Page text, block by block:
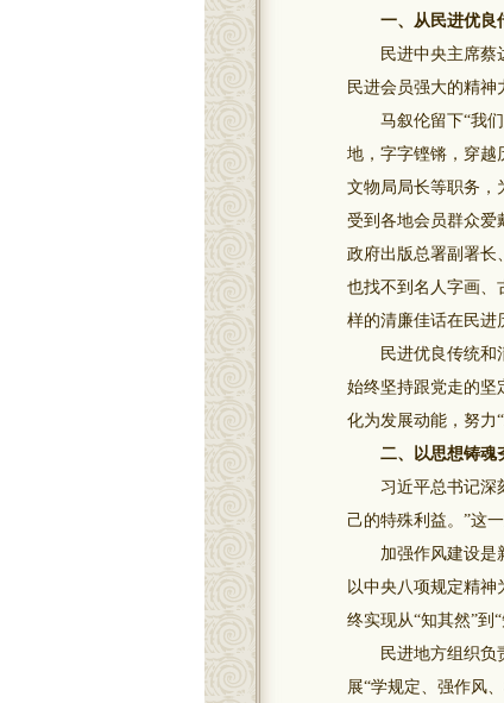
一、从民进优良
民进中央主席蔡达
民进会员强大的精神
马叙伦留下“我们
地，字字铿锵，穿越
文物局局长等职务，
受到各地会员群众爱
政府出版总署副署长
也找不到名人字画
样的清廉佳话在民进
民进优良传统和清
始终坚持跟党走的坚
化为发展动能，努力
二、以思想铸魂
习近平总书记深刻
己的特殊利益。”这
加强作风建设是新
以中央八项规定精
终实现从“知其然”到
民进地方组织负责
展“学规定、强作风